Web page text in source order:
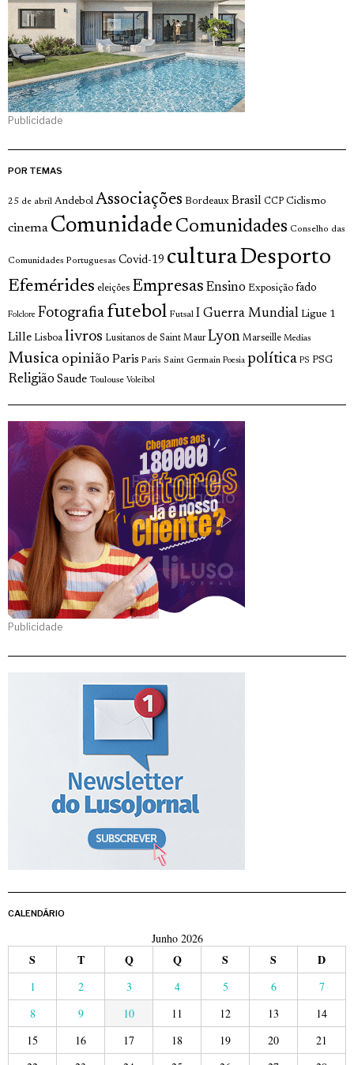
Publicidade
POR TEMAS
25 de abril Andebol Associações Bordeaux Brasil CCP Ciclismo
cinema Comunidade Comunidades Conselho das
Comunidades Portuguesas Covid-19 culturaDesporto
Efemérides eleições Empresas Ensino Exposição fado
Folclore Fotografia futebol Futsal I Guerra Mundial Ligue 1
Lille Lisboa livros Lusitanos de Saint Maur Lyon Marseille Medias
Musica opinião Paris Paris Saint Germain Poesia política PS PSG
Religião Saude Toulouse Voleibol
Publicidade
CALENDÁRIO
Junho 2026
S T Q Q S S D
1 2 3 4 5 6
7
8
9 10 11 12 13
14
15
16 17 18 19 20
21